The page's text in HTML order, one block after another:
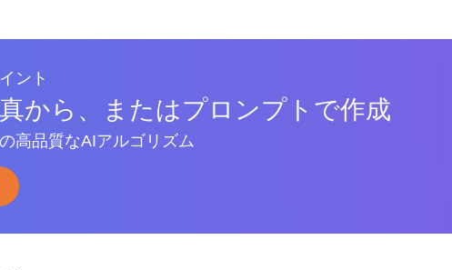
ント
から、またはプロンプトで作成
高品質なAIアルゴリズム